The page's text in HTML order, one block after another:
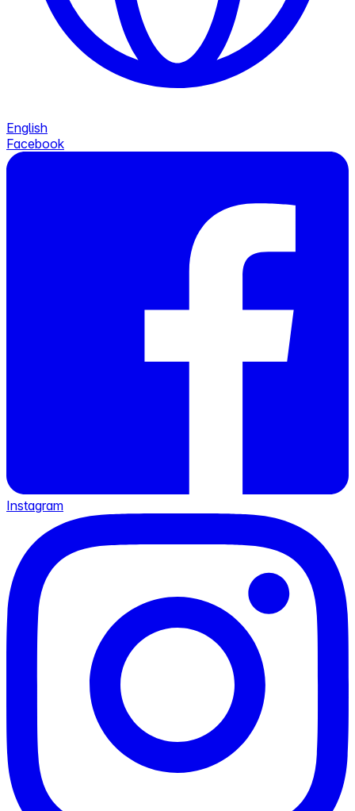
English
Facebook
Instagram